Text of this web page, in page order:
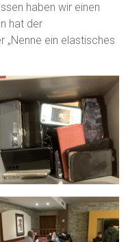
haben wir einen
hat der
„Nenne ein elastisches